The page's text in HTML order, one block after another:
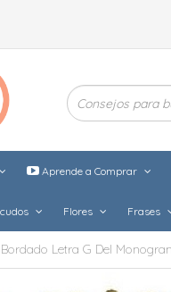
Aprende a Comprar
Flores Frases
Letra G Del